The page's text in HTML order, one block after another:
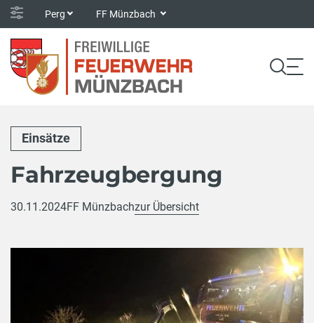
Perg FF Münzbach
Einsätze
Fahrzeugbergung
30.11.2024FF Münzbachzur Übersicht